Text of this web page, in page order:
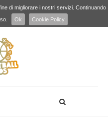
di migliorare i nostri servizi. Continuando
Ok Cookie Policy